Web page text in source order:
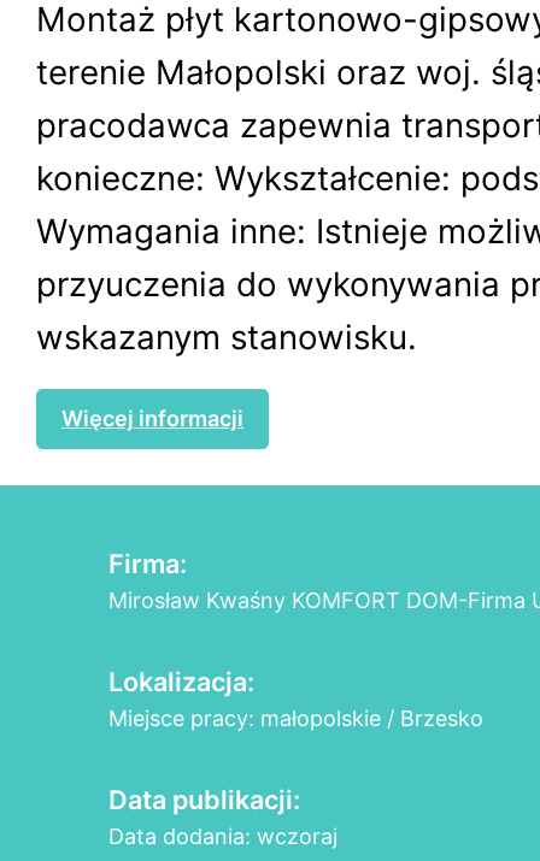
Montaż płyt kartonowo-
terenie Małopolski oraz woj.
pracodawca zapewnia
konieczne: Wykształcenie:
Wymagania inne: Istnieje
przyuczenia do wykonywania
wskazanym stanowisku.
Więcej informacji
Firma:
Mirosław Kwaśny KOMFORT DOM-Firma
Lokalizacja:
Miejsce pracy: małopolskie / Brzesko
Data publikacji:
Data dodania: wczoraj